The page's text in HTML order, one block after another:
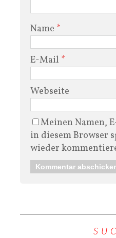
Name *
E-Mail *
Webseite
Meinen Namen,
in diesem Browser
wieder